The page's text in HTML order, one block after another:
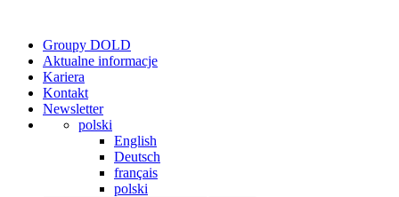
Groupy DOLD
Aktualne informacje
Kariera
Kontakt
Newsletter
polski
English
Deutsch
français
polski